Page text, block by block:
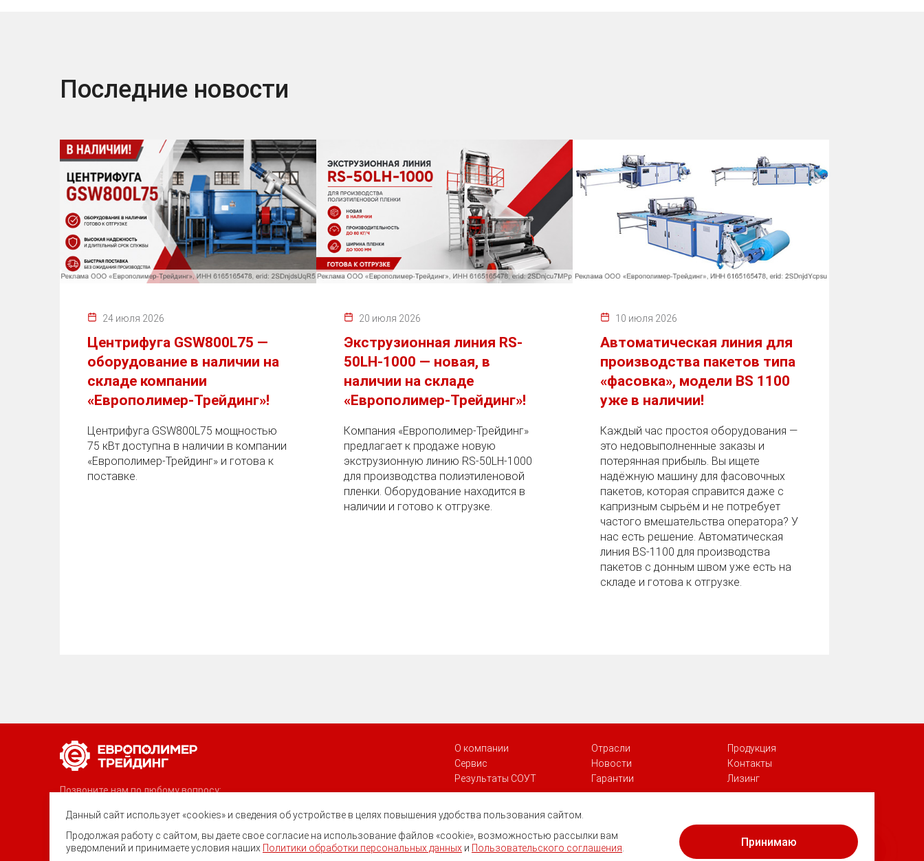
Здравствуйте! Готов помочь Вам.
Напишите мне, если у Вас появятся
вопросы.
Последние новости
24 июля 2026
Центрифуга GSW800L75 —
оборудование в наличии на
складе компании
«Европолимер-Трейдинг»!
Центрифуга GSW800L75 мощностью
75 кВт доступна в наличии в компании
«Европолимер-Трейдинг» и готова к
поставке.
20 июля 2026
Экструзионная линия RS-
50LH-1000 — новая, в
наличии на складе
«Европолимер-Трейдинг»!
Компания «Европолимер-Трейдинг»
предлагает к продаже новую
экструзионную линию RS-50LH-1000
для производства полиэтиленовой
пленки. Оборудование находится в
наличии и готово к отгрузке.
10 июля 2026
Автоматическая линия для
производства пакетов типа
«фасовка», модели BS 1100
уже в наличии!
Каждый час простоя оборудования —
это недовыполненные заказы и
потерянная прибыль. Вы ищете
надёжную машину для фасовочных
пакетов, которая справится даже с
капризным сырьём и не потребует
частого вмешательства оператора? У
нас есть решение. Автоматическая
линия BS‑1100 для производства
пакетов с донным швом уже есть на
складе и готова к отгрузке.
Позвоните нам по любому вопросу:
8 (800) 222-40-61
Ростов-на-Дону, ул. Вавилова, 59
О компании Отрасли
Продукция
Сервис
Новости
Контакты
Результаты СОУТ
Гарантии Лизинг
Данный сайт использует «cookies» и сведения об устройстве в целях повышения удобства пользования сайтом.
Продолжая работу с сайтом, вы даете свое согласие на использование файлов «cookie», возможностью рассылки вам
уведомлений и принимаете условия наших Политики обработки персональных данных и Пользовательского соглашения Принимаю